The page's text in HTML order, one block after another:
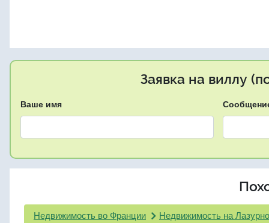
Заявка на виллу
Ваше имя
Недвижимость во Франции Недвижимость на